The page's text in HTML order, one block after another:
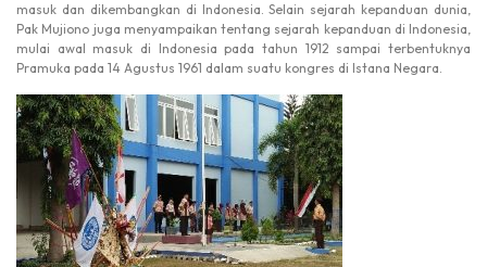
masuk dan dikembangkan di Indonesia. Selain sejarah kepanduan dunia,
Pak Mujiono juga menyampaikan tentang sejarah kepanduan di Indonesia,
mulai awal masuk di Indonesia pada tahun 1912 sampai terbentuknya
Pramuka pada 14 Agustus 1961 dalam suatu kongres di Istana Negara.